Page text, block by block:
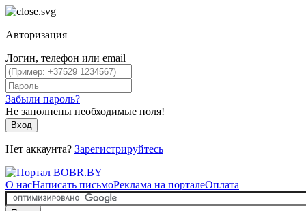
Авторизация
Логин, телефон или email
Забыли пароль?
Не заполнены необходимые поля!
Вход
Нет аккаунта? Зарегистрируйтесь
О насНаписать письмоРеклама на порталеОплата